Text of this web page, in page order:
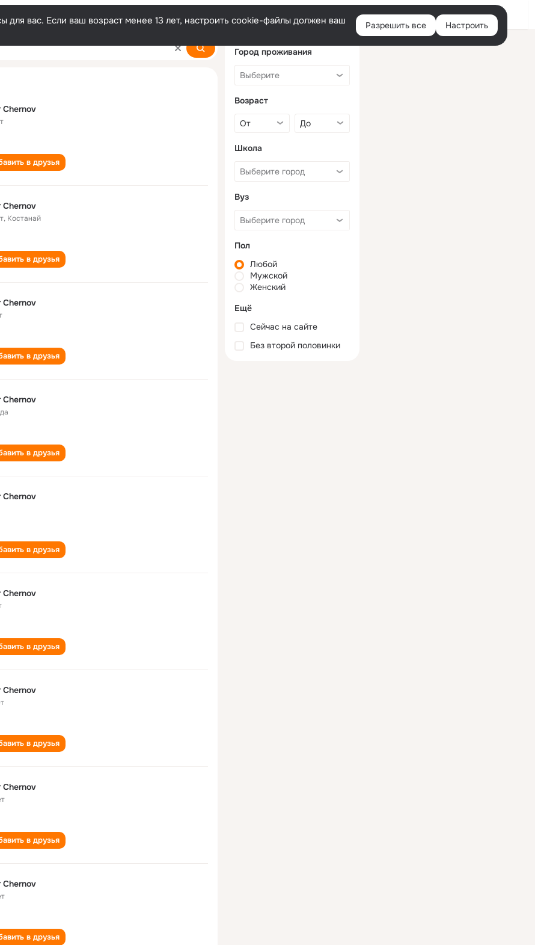
Войти
вас. Если ваш возраст менее 13 лет, настроить cookie-файлы должен ваш
Разрешить все Настроить
Chernov
в друзья
Chernov
, Костанай
в друзья
Chernov
в друзья
Chernov
в друзья
Chernov
в друзья
Chernov
в друзья
Chernov
в друзья
Chernov
в друзья
Chernov
в друзья
Город проживания
Возраст
Школа
Вуз
Пол
Любой
Мужской
Женский
Ещё
Сейчас на сайте
Без второй половинки